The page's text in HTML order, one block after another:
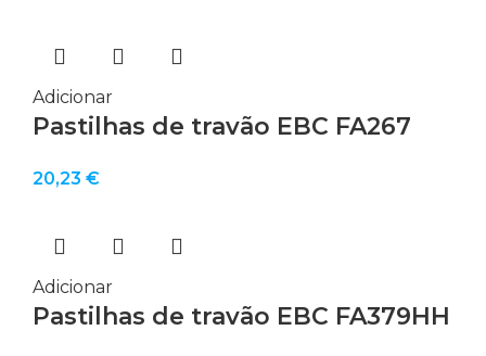
Adicionar
Pastilhas de travão EBC FA267
20,23 €
Adicionar
Pastilhas de travão EBC FA379HH